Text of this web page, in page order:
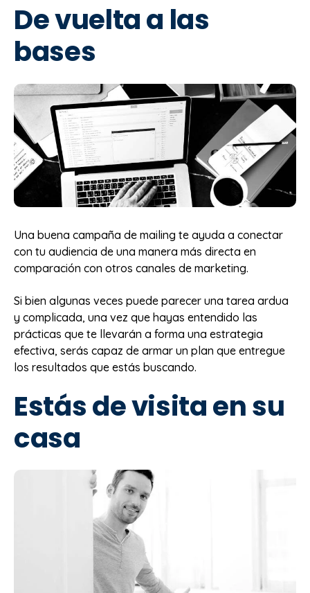
De vuelta a las
bases
Una buena campaña de mailing te ayuda a conectar
con tu audiencia de una manera más directa en
comparación con otros canales de marketing.
Si bien algunas veces puede parecer una tarea ardua
y complicada, una vez que hayas entendido las
prácticas que te llevarán a forma una estrategia
efectiva, serás capaz de armar un plan que entregue
los resultados que estás buscando.
Estás de visita en su
casa